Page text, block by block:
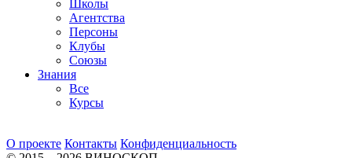
Школы
Агентства
Персоны
Клубы
Союзы
Знания
Все
Курсы
О проекте Контакты Конфиденциальность